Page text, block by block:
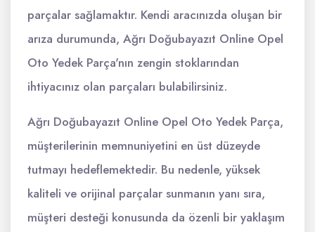
parçalar sağlamaktır. Kendi aracınızda oluşan bir
arıza durumunda, Ağrı Doğubayazıt Online Opel
Oto Yedek Parça'nın zengin stoklarından
ihtiyacınız olan parçaları bulabilirsiniz.
Ağrı Doğubayazıt Online Opel Oto Yedek Parça,
müşterilerinin memnuniyetini en üst düzeyde
tutmayı hedeflemektedir. Bu nedenle, yüksek
kaliteli ve orijinal parçalar sunmanın yanı sıra,
müşteri desteği konusunda da özenli bir yaklaşım